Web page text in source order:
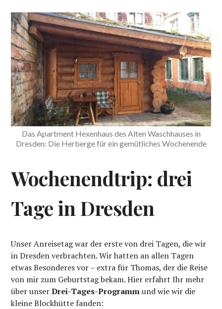
Das Apartment Hexenhaus des Alten Waschhauses in
Dresden: Die Herberge für ein gemütliches Wochenende
Wochenendtrip: drei
Tage in Dresden
Unser Anreisetag war der erste von drei Tagen, die wir
in Dresden verbrachten. Wir hatten an allen Tagen
etwas Besonderes vor – extra für Thomas, der die Reise
von mir zum Geburtstag bekam. Hier erfahrt Ihr mehr
über unserDrei-Tages-Programmund wie wir die
kleine Blockhütte fanden: